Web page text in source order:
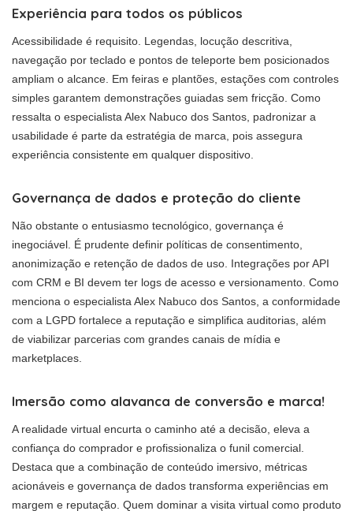
Experiência para todos os públicos
Acessibilidade é requisito. Legendas, locução descritiva,
navegação por teclado e pontos de teleporte bem posicionados
ampliam o alcance. Em feiras e plantões, estações com controles
simples garantem demonstrações guiadas sem fricção. Como
ressalta o especialista Alex Nabuco dos Santos, padronizar a
usabilidade é parte da estratégia de marca, pois assegura
experiência consistente em qualquer dispositivo.
Governança de dados e proteção do cliente
Não obstante o entusiasmo tecnológico, governança é
inegociável. É prudente definir políticas de consentimento,
anonimização e retenção de dados de uso. Integrações por API
com CRM e BI devem ter logs de acesso e versionamento. Como
menciona o especialista Alex Nabuco dos Santos, a conformidade
com a LGPD fortalece a reputação e simplifica auditorias, além
de viabilizar parcerias com grandes canais de mídia e
marketplaces.
Imersão como alavanca de conversão e marca!
A realidade virtual encurta o caminho até a decisão, eleva a
confiança do comprador e profissionaliza o funil comercial.
Destaca que a combinação de conteúdo imersivo, métricas
acionáveis e governança de dados transforma experiências em
margem e reputação. Quem dominar a visita virtual como produto